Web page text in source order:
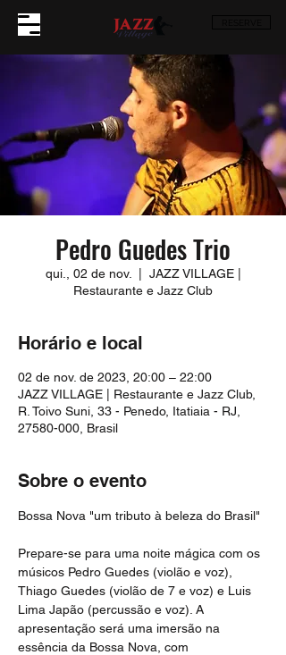
Pedro Guedes Trio
qui., 02 de nov.
JAZZ VILLAGE |
Restaurante e Jazz Club
Horário e local
02 de nov. de 2023, 20:00 – 22:00
JAZZ VILLAGE | Restaurante e Jazz Club,
R. Toivo Suni, 33 - Penedo, Itatiaia - RJ,
27580-000, Brasil
Sobre o evento
Bossa Nova "um tributo à beleza do Brasil"
Prepare-se para uma noite mágica com os
músicos Pedro Guedes (violão e voz),
Thiago Guedes (violão de 7 e voz) e Luis
Lima Japão (percussão e voz). A
apresentação será uma imersão na
essência da Bossa Nova, com